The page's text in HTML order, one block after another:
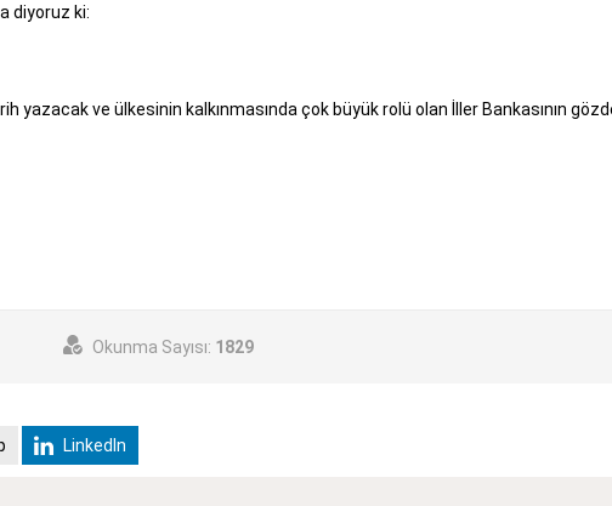
diyoruz ki:
yazacak ve ülkesinin kalkınmasında çok büyük rolü olan İller Bankasının
Okunma Sayısı: 1829
LinkedIn